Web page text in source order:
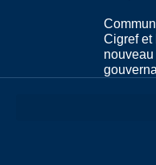
Cigref et
nouveau